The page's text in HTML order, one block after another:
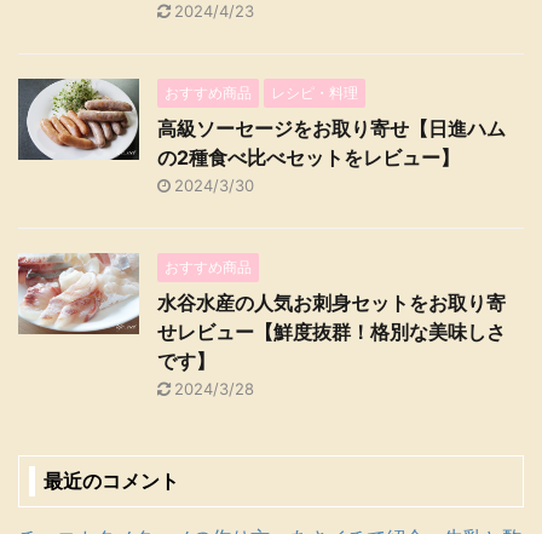
2024/4/23
おすすめ商品 レシピ・料理
高級ソーセージをお取り寄せ【日進ハム
の2種食べ比べセットをレビュー】
2024/3/30
おすすめ商品
水谷水産の人気お刺身セットをお取り寄
せレビュー【鮮度抜群！格別な美味しさ
です】
2024/3/28
最近のコメント